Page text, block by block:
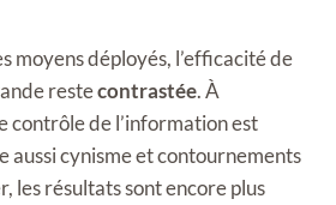
moyens déployés, l’efficacité de
restecontrastée. À
contrôle de l’information est
aussi cynisme et contournements
les résultats sont encore plus